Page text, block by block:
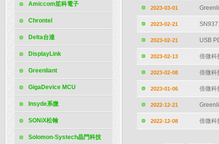
Amiccom笙科電子
Chrontel
Delta台達
DisplayLink
Greenliant
GigaDevice MCU
Insyde系微
SONiX松翰
Solomon-Systech晶門科技
2023-03-01
2023-02-21
2023-02-21 USB
2023-02-13 倍微科
2023-02-08 倍微科
2023-01-06 倍微科
2022-12-21
2022-12-08 倍微科